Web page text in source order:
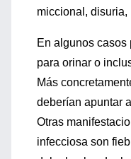
miccional, disuria,
En algunos casos
para orinar o
Más
deberían apuntar
Otras
infecciosa son